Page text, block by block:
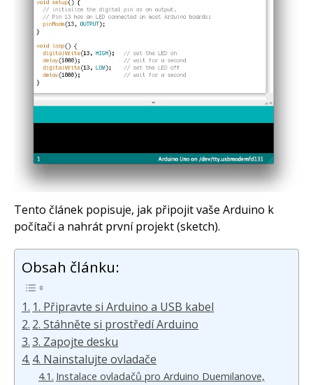
Staré fórum
Často kladené dotazy
O programování obecně
Vaše projekty
Arduino Software
Arduino projekty
Arduino s Massimem Banzim
Arduino se Zbyškem Vodou
Arduino roboti
Tinylab
Makeblock
Tento článek popisuje, jak připojit vaše Arduino k
počítači a nahrát první projekt (sketch).
Obsah článku:
1. Připravte si Arduino a USB kabel
2. Stáhněte si prostředí Arduino
3. Zapojte desku
4. Nainstalujte ovladače
Instalace ovladačů pro Arduino Duemilanove,